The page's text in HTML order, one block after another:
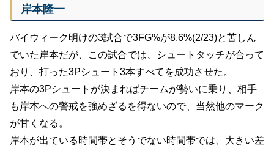
岸本隆一
バイウィーク明けの3試合で3FG%が8.6%(2/23)と苦しん
でいた岸本だが、この試合では、シュートタッチが合って
おり、打った3Pシュート3本すべてを成功させた。
岸本の3Pシュートが決まればチームが勢いに乗り、相手
も岸本への警戒を強めざるを得ないので、当然他のマーク
が甘くなる。
岸本が出ている時間帯とそうでない時間帯では、大きい差